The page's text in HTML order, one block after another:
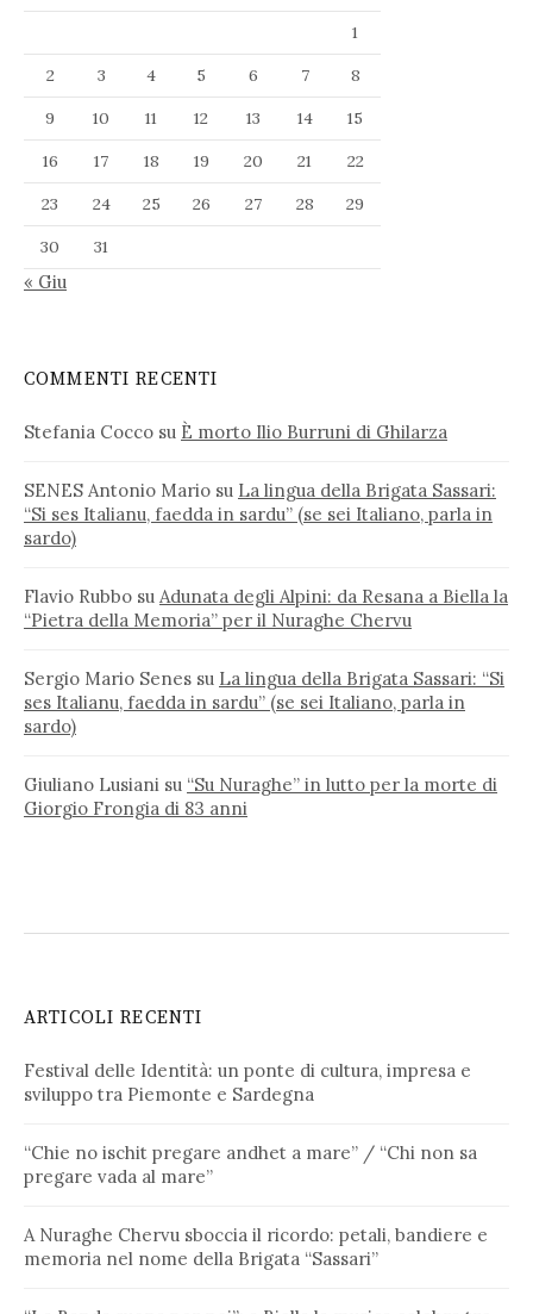
1
2
3 4 5 6 7
8
9
10 11 12 13 14
15
16
17 18 19 20 21
22
23
24 25 26 27 28
29
30
31
« Giu
COMMENTI RECENTI
Stefania Cocco su È morto Ilio Burruni di Ghilarza
SENES Antonio Mario su La lingua della Brigata Sassari:
“Si ses Italianu, faedda in sardu” (se sei Italiano, parla in
sardo)
Flavio Rubbo su Adunata degli Alpini: da Resana a Biella la
“Pietra della Memoria” per il Nuraghe Chervu
Sergio Mario Senes su La lingua della Brigata Sassari: “Si
ses Italianu, faedda in sardu” (se sei Italiano, parla in
sardo)
Giuliano Lusiani su “Su Nuraghe” in lutto per la morte di
Giorgio Frongia di 83 anni
ARTICOLI RECENTI
Festival delle Identità: un ponte di cultura, impresa e
sviluppo tra Piemonte e Sardegna
“Chie no ischit pregare andhet a mare” / “Chi non sa
pregare vada al mare”
A Nuraghe Chervu sboccia il ricordo: petali, bandiere e
memoria nel nome della Brigata “Sassari”